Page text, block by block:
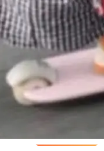
Vin
步
一行
GitHu
/ Linu
/ Linu
软件工
要载
百万
上下
史的
、业
个文
统的
仅能
语义
体在
京一
私活腾
核心
公司AI
架构
群迁
，但
之暗面